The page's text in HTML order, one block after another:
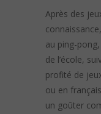
Après des
au ping-
de l’école,
profité de
ou en
un goûter